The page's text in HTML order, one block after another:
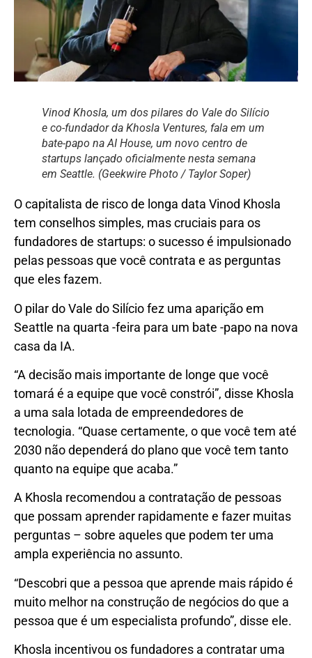
Vinod Khosla, um dos pilares do Vale do Silício
e co-fundador da Khosla Ventures, fala em um
bate-papo na AI House, um novo centro de
startups lançado oficialmente nesta semana
em Seattle. (Geekwire Photo / Taylor Soper)
O capitalista de risco de longa data Vinod Khosla
tem conselhos simples, mas cruciais para os
fundadores de startups: o sucesso é impulsionado
pelas pessoas que você contrata e as perguntas
que eles fazem.
O pilar do Vale do Silício fez uma aparição em
Seattle na quarta -feira para um bate -papo na nova
casa da IA.
“A decisão mais importante de longe que você
tomará é a equipe que você constrói”, disse Khosla
a uma sala lotada de empreendedores de
tecnologia. “Quase certamente, o que você tem até
2030 não dependerá do plano que você tem tanto
quanto na equipe que acaba.”
A Khosla recomendou a contratação de pessoas
que possam aprender rapidamente e fazer muitas
perguntas – sobre aqueles que podem ter uma
ampla experiência no assunto.
“Descobri que a pessoa que aprende mais rápido é
muito melhor na construção de negócios do que a
pessoa que é um especialista profundo”, disse ele.
Khosla incentivou os fundadores a contratar uma